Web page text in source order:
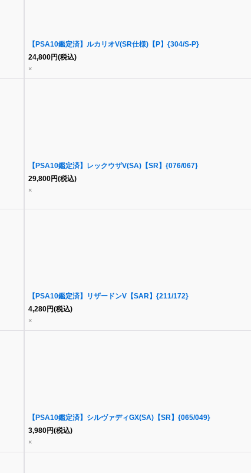
【PSA10鑑定済】ルカリオV(SR仕様)【P】{304/S-P}
24,800円(税込)
×
【PSA10鑑定済】レックウザV(SA)【SR】{076/067}
29,800円(税込)
×
【PSA10鑑定済】リザードンV【SAR】{211/172}
4,280円(税込)
×
【PSA10鑑定済】シルヴァディGX(SA)【SR】{065/049}
3,980円(税込)
×